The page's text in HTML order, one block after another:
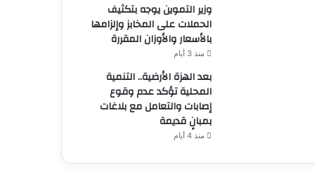
وزير التموين يوجه بتكثيف
الحملات على المخابز وإلزامها
بالأسعار والأوزان المقررة
منذ 3 أيام
بعد الهزة الأرضية.. التنمية
المحلية تؤكد عدم وقوع
إصابات والتعامل مع بلاغات
بمبانٍ قديمة
منذ 4 أيام